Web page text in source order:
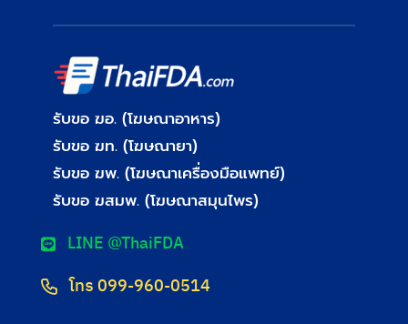
รับขอ ฆอ. (โฆษณาอาหาร)
รับขอ ฆท. (โฆษณายา)
รับขอ ฆพ. (โฆษณาเครื่องมือแพทย์)
รับขอ ฆสมพ. (โฆษณาสมุนไพร)
LINE @ThaiFDA
โทร 099-960-0514